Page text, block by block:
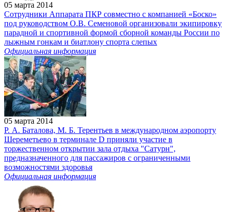
05 марта 2014
Сотрудники Аппарата ПКР совместно с компанией «Боско»
под руководством О.В. Семеновой организовали экипировку
парадной и спортивной формой сборной команды России по
лыжным гонкам и биатлону спорта слепых
Официальная информация
05 марта 2014
Р. А. Баталова, М. Б. Терентьев в международном аэропорту
Шереметьево в терминале D приняли участие в
торжественном открытии зала отдыха "Сатурн",
предназначенного для пассажиров с ограниченными
возможностями здоровья
Официальная информация